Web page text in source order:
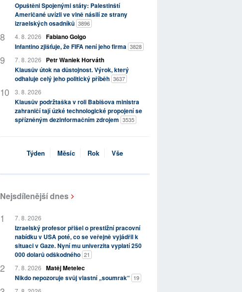
Opuštěni Spojenými státy: Palestinští
Američané uvízli ve vlně násilí ze strany
izraelských osadníků 3896
4. 8. 2026 Fabiano Golgo
Infantino zjišťuje, že FIFA není jeho firma 3828
7. 8. 2026
Petr Waniek Horváth
Klausův útok na důstojnost. Výrok, který
odhaluje celý jeho politický příběh 3637
3. 8. 2026
Klausův podržtaška v roli Babišova ministra
zahraničí tají úzké technologické propojení se
spřízněným dezinformačním zdrojem 3535
Týden Měsíc Rok Vše
Nejsdílenější dnes
7. 8. 2026
Izraelský profesor přišel o prestižní pracovní
nabídku v USA poté, co se veřejně vyjádřil k
situaci v Gaze. Nyní mu univerzita vyplatí 250
000 dolarů odškodného 21
7. 8. 2026 Matěj Metelec
Nikdo nepozoruje svůj vlastní „soumrak“ 19